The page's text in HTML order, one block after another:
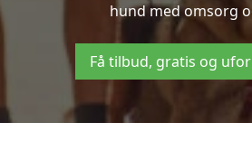
hund med omsorg
Få tilbud, gratis og